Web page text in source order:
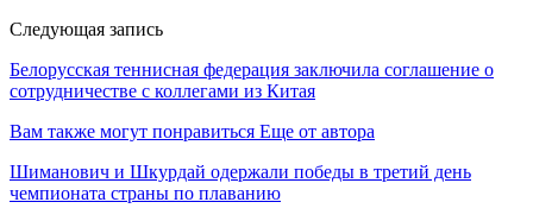
Следующая запись
Белорусская теннисная федерация заключила соглашение о
сотрудничестве с коллегами из Китая
Вам также могут понравиться Еще от автора
Шиманович и Шкурдай одержали победы в третий день
чемпионата страны по плаванию